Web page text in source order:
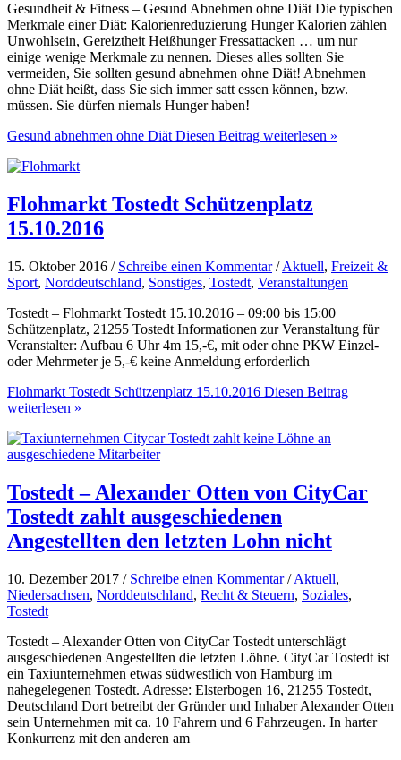
Gesundheit & Fitness – Gesund Abnehmen ohne Diät Die typischen
Merkmale einer Diät: Kalorienreduzierung Hunger Kalorien zählen
Unwohlsein, Gereiztheit Heißhunger Fressattacken … um nur
einige wenige Merkmale zu nennen. Dieses alles sollten Sie
vermeiden, Sie sollten gesund abnehmen ohne Diät! Abnehmen
ohne Diät heißt, dass Sie sich immer satt essen können, bzw.
müssen. Sie dürfen niemals Hunger haben!
Gesund abnehmen ohne DiätDiesen Beitrag weiterlesen »
Flohmarkt Tostedt Schützenplatz
15.10.2016
15. Oktober 2016 / Schreibe einen Kommentar /Aktuell, Freizeit &
Sport, Norddeutschland, Sonstiges, Tostedt, Veranstaltungen
Tostedt – Flohmarkt Tostedt 15.10.2016 – 09:00 bis 15:00
Schützenplatz, 21255 Tostedt Informationen zur Veranstaltung für
Veranstalter: Aufbau 6 Uhr 4m 15,-€, mit oder ohne PKW Einzel-
oder Mehrmeter je 5,-€ keine Anmeldung erforderlich
Flohmarkt Tostedt Schützenplatz 15.10.2016 Diesen Beitrag
weiterlesen »
Tostedt – Alexander Otten von CityCar
Tostedt zahlt ausgeschiedenen
Angestellten den letzten Lohn nicht
10. Dezember 2017 / Schreibe einen Kommentar /Aktuell,
Niedersachsen, Norddeutschland, Recht & Steuern, Soziales,
Tostedt
Tostedt – Alexander Otten von CityCar Tostedt unterschlägt
ausgeschiedenen Angestellten die letzten Löhne. CityCar Tostedt ist
ein Taxiunternehmen etwas südwestlich von Hamburg im
nahegelegenen Tostedt. Adresse: Elsterbogen 16, 21255 Tostedt,
Deutschland Dort betreibt der Gründer und Inhaber Alexander Otten
sein Unternehmen mit ca. 10 Fahrern und 6 Fahrzeugen. In harter
Konkurrenz mit den anderen am